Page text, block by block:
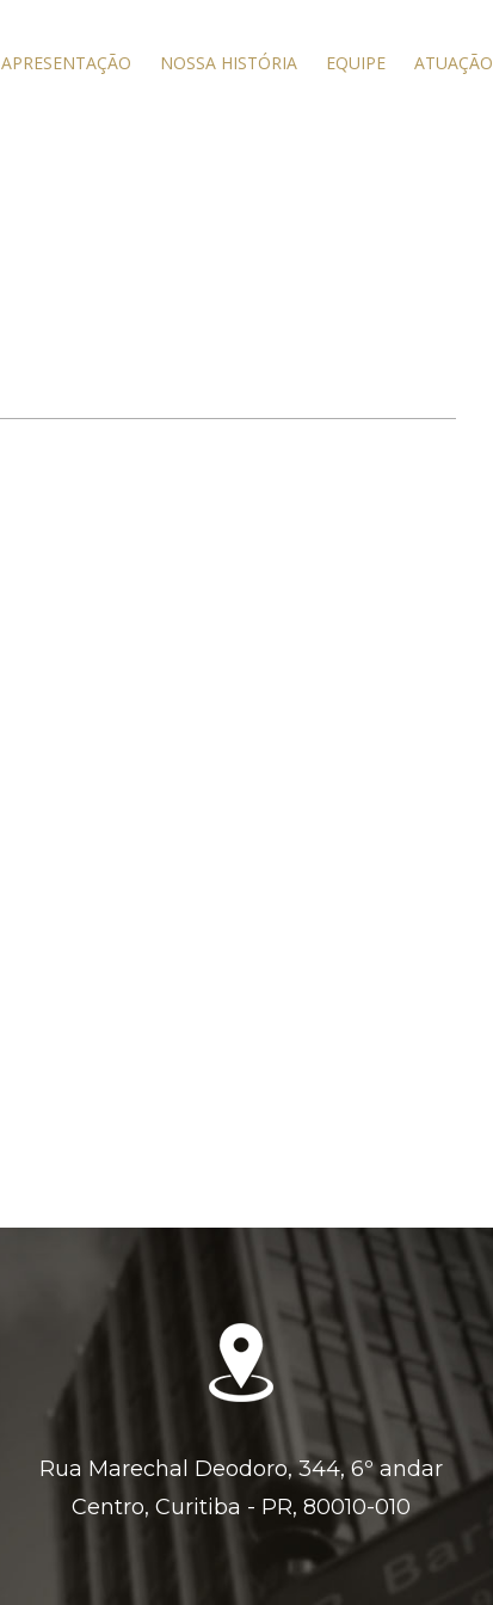
APRESENTAÇÃO NOSSA HISTÓRIA EQUIPE ATUAÇÃO
Rua Marechal Deodoro, 344, 6º andar
Centro, Curitiba - PR, 80010-010